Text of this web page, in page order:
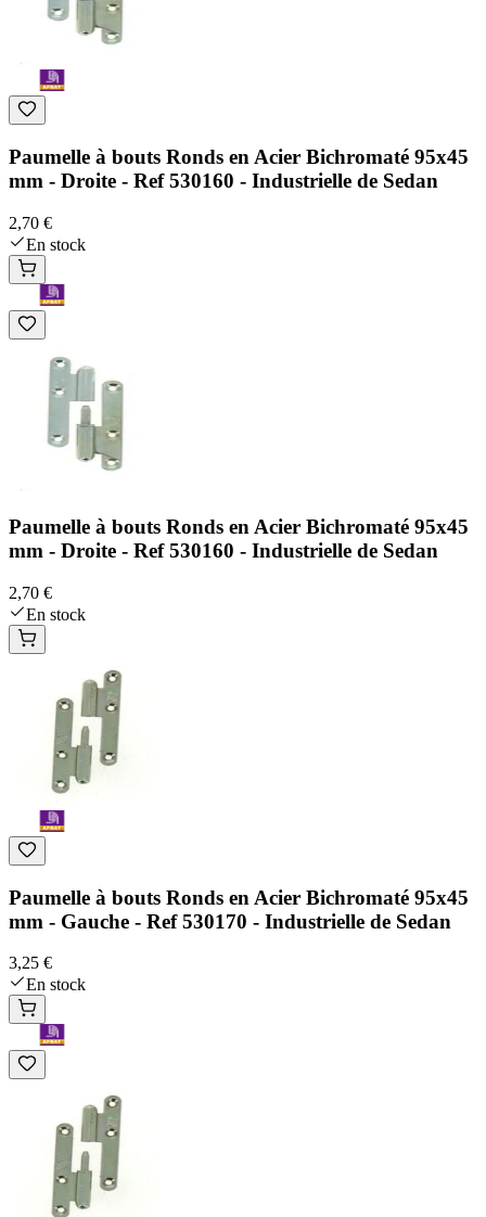
Paumelle à bouts Ronds en Acier Bichromaté 95x45
mm - Droite - Ref 530160 - Industrielle de Sedan
2,70 €
En stock
Paumelle à bouts Ronds en Acier Bichromaté 95x45
mm - Droite - Ref 530160 - Industrielle de Sedan
2,70 €
En stock
Paumelle à bouts Ronds en Acier Bichromaté 95x45
mm - Gauche - Ref 530170 - Industrielle de Sedan
3,25 €
En stock